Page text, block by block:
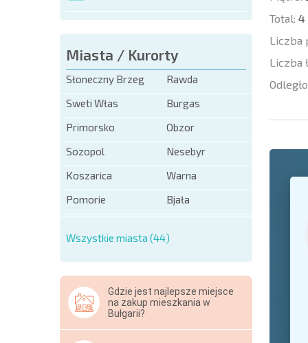
Miasta / Kurorty
Słoneczny Brzeg
Rawda
Sweti Włas
Burgas
Primorsko
Obzor
Sozopol
Nesebyr
Koszarica
Warna
Pomorie
Bjała
Wszystkie miasta (44)
Gdzie jest najlepsze miejsce
na zakup mieszkania w
Bułgarii?
Total: 4
Liczba
Liczba
United
+1
* Pola